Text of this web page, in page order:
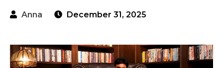
Anna December 31, 2025